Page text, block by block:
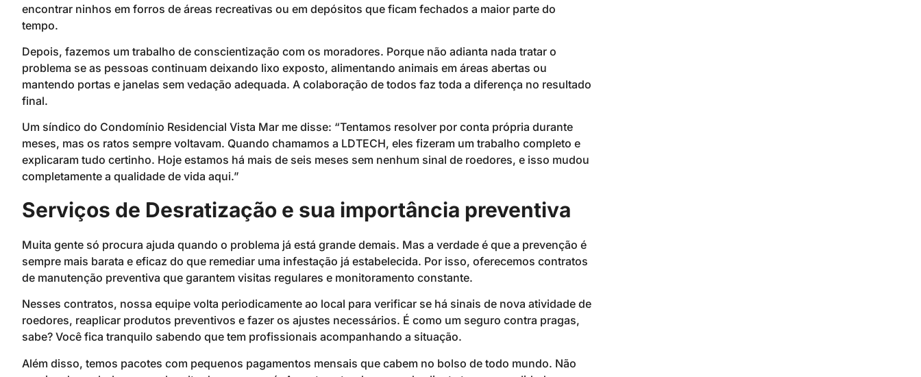
encontrar ninhos em forros de áreas recreativas ou em depósitos que ficam fechados a maior parte do
tempo.
Depois, fazemos um trabalho de conscientização com os moradores. Porque não adianta nada tratar o
problema se as pessoas continuam deixando lixo exposto, alimentando animais em áreas abertas ou
mantendo portas e janelas sem vedação adequada. A colaboração de todos faz toda a diferença no resultado
final.
Um síndico do Condomínio Residencial Vista Mar me disse: “Tentamos resolver por conta própria durante
meses, mas os ratos sempre voltavam. Quando chamamos a LDTECH, eles fizeram um trabalho completo e
explicaram tudo certinho. Hoje estamos há mais de seis meses sem nenhum sinal de roedores, e isso mudou
completamente a qualidade de vida aqui.”
Serviços de Desratização e sua importância preventiva
Muita gente só procura ajuda quando o problema já está grande demais. Mas a verdade é que a prevenção é
sempre mais barata e eficaz do que remediar uma infestação já estabelecida. Por isso, oferecemos contratos
de manutenção preventiva que garantem visitas regulares e monitoramento constante.
Nesses contratos, nossa equipe volta periodicamente ao local para verificar se há sinais de nova atividade de
roedores, reaplicar produtos preventivos e fazer os ajustes necessários. É como um seguro contra pragas,
sabe? Você fica tranquilo sabendo que tem profissionais acompanhando a situação.
Além disso, temos pacotes com pequenos pagamentos mensais que cabem no bolso de todo mundo. Não